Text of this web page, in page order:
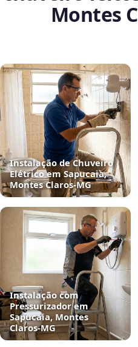
Montes
Instalação de Chuveiro
Elétrico em Sapucaia,
Montes Claros‑MG
Instalação com
Pressurizador em
Sapucaia, Montes
Claros‑MG